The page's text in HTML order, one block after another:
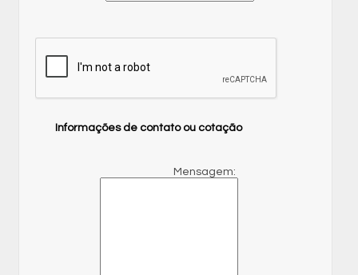
Informações de contato ou cotação
Mensagem: